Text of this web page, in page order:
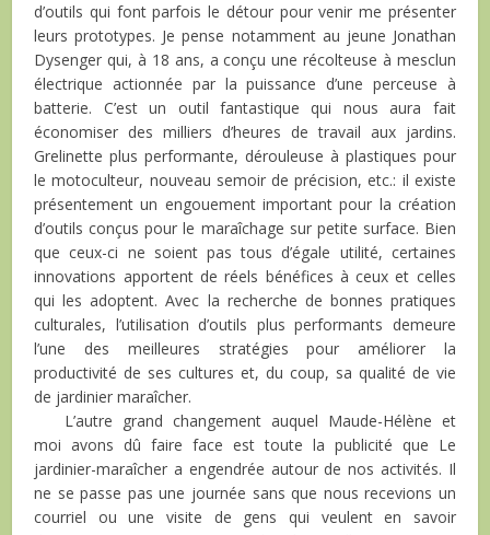
d’outils qui font parfois le détour pour venir me présenter
leurs prototypes. Je pense notamment au jeune Jonathan
Dysenger qui, à 18 ans, a conçu une récolteuse à mesclun
électrique actionnée par la puissance d’une perceuse à
batterie. C’est un outil fantastique qui nous aura fait
économiser des milliers d’heures de travail aux jardins.
Grelinette plus performante, dérouleuse à plastiques pour
le motoculteur, nouveau semoir de précision, etc.: il existe
présentement un engouement important pour la création
d’outils conçus pour le maraîchage sur petite surface. Bien
que ceux-ci ne soient pas tous d’égale utilité, certaines
innovations apportent de réels bénéfices à ceux et celles
qui les adoptent. Avec la recherche de bonnes pratiques
culturales, l’utilisation d’outils plus performants demeure
l’une des meilleures stratégies pour améliorer la
productivité de ses cultures et, du coup, sa qualité de vie
de jardinier maraîcher.
L’autre grand changement auquel Maude-Hélène et
moi avons dû faire face est toute la publicité que Le
jardinier-maraîcher a engendrée autour de nos activités. Il
ne se passe pas une journée sans que nous recevions un
courriel ou une visite de gens qui veulent en savoir